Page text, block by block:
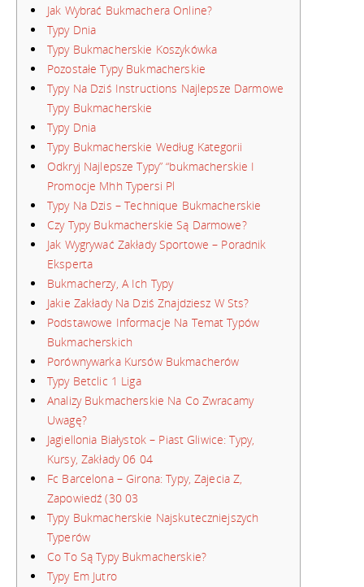
Jak Wybrać Bukmachera Online?
Typy Dnia
Typy Bukmacherskie Koszykówka
Pozostałe Typy Bukmacherskie
Typy Na Dziś Instructions Najlepsze Darmowe
Typy Bukmacherskie
Typy Dnia
Typy Bukmacherskie Według Kategorii
Odkryj Najlepsze Typy” “bukmacherskie I
Promocje Mhh Typersi Pl
Typy Na Dzis – Technique Bukmacherskie
Czy Typy Bukmacherskie Są Darmowe?
Jak Wygrywać Zakłady Sportowe – Poradnik
Eksperta
Bukmacherzy, A Ich Typy
Jakie Zakłady Na Dziś Znajdziesz W Sts?
Podstawowe Informacje Na Temat Typów
Bukmacherskich
Porównywarka Kursów Bukmacherów
Typy Betclic 1 Liga
Analizy Bukmacherskie Na Co Zwracamy
Uwagę?
Jagiellonia Białystok – Piast Gliwice: Typy,
Kursy, Zakłady 06 04
Fc Barcelona – Girona: Typy, Zajecia Z,
Zapowiedź (30 03
Typy Bukmacherskie Najskuteczniejszych
Typerów
Co To Są Typy Bukmacherskie?
Typy Em Jutro